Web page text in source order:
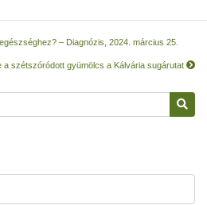
– Diagnózis, 2024. március 25.
szétszóródott gyümölcs a Kálvária sugárutat